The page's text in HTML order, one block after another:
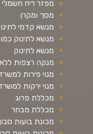
מפזר ריח חשמלי
מסך ומקרן
מנשא קדמי
מנשא לתינוק כמו
מנשא לתינוק
מנקה רצפות
מנוי פירות
מנוי ירקות
מכללת פרוג
מכללת מבחר
מכונת בועות סבון